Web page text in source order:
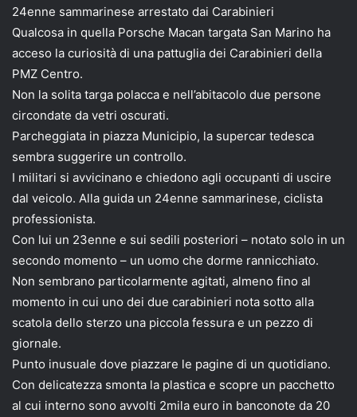
24enne sammarinese arrestato dai Carabinieri
Qualcosa in quella Porsche Macan targata San Marino ha
acceso la curiosità di una pattuglia dei Carabinieri della
PMZ Centro.
Non la solita targa polacca e nell’abitacolo due persone
circondate da vetri oscurati.
Parcheggiata in piazza Municipio, la supercar tedesca
sembra suggerire un controllo.
I militari si avvicinano e chiedono agli occupanti di uscire
dal veicolo. Alla guida un 24enne sammarinese, ciclista
professionista.
Con lui un 23enne e sui sedili posteriori – notato solo in un
secondo momento – un uomo che dorme rannicchiato.
Non sembrano particolarmente agitati, almeno fino al
momento in cui uno dei due carabinieri nota sotto alla
scatola dello sterzo una piccola fessura e un pezzo di
giornale.
Punto inusuale dove piazzare le pagine di un quotidiano.
Con delicatezza smonta la plastica e scopre un pacchetto
al cui interno sono avvolti 2mila euro in banconote da 20